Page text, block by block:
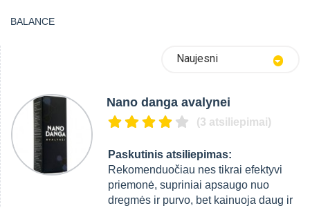
BALANCE
Naujesni
Nano danga avalynei
(3 atsiliepimai)
Paskutinis atsiliepimas:
Rekomenduočiau nes tikrai efektyvi
priemonė, supriniai apsaugo nuo
dregmės ir purvo, bet kainuoja daug ir